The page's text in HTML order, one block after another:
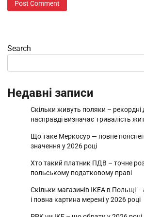
Search
Недавні записи
Скільки живуть поляки – рекордні
насправді визначає тривалість
Що таке Меркосур — повне
значення у 2026 році
Хто такий платник ПДВ – точне
польському податковому праві
Скільки магазинів IKEA в Польщі –
і повна картина мережі у 2026 році